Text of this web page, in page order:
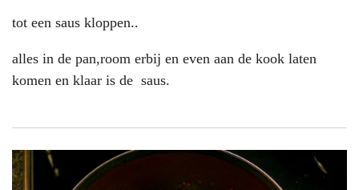
tot een saus kloppen..
alles in de pan,room erbij en even aan de kook laten
komen en klaar is de saus.